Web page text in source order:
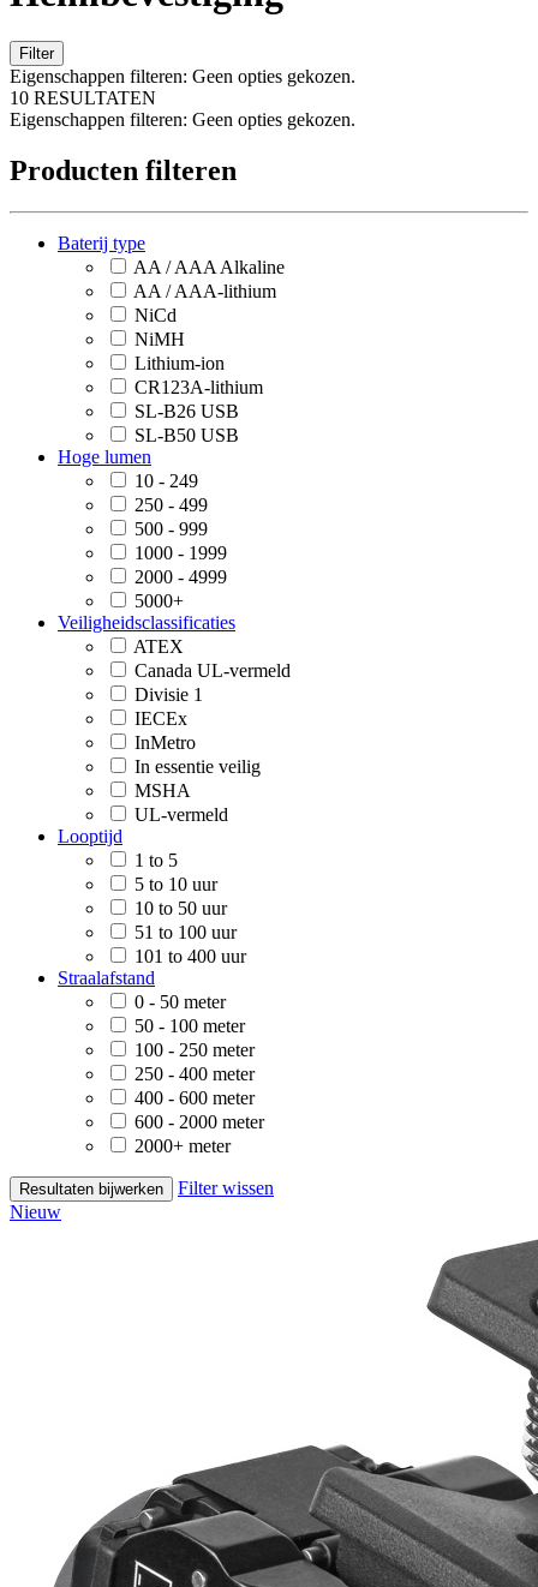
Filter
Eigenschappen filteren: Geen opties gekozen.
10 RESULTATEN
Eigenschappen filteren: Geen opties gekozen.
Producten filteren
Baterij type
AA / AAA Alkaline
AA / AAA-lithium
NiCd
NiMH
Lithium-ion
CR123A-lithium
SL-B26 USB
SL-B50 USB
Hoge lumen
10 - 249
250 - 499
500 - 999
1000 - 1999
2000 - 4999
5000+
Veiligheidsclassificaties
ATEX
Canada UL-vermeld
Divisie 1
IECEx
InMetro
In essentie veilig
MSHA
UL-vermeld
Looptijd
1 to 5
5 to 10 uur
10 to 50 uur
51 to 100 uur
101 to 400 uur
Straalafstand
0 - 50 meter
50 - 100 meter
100 - 250 meter
250 - 400 meter
400 - 600 meter
600 - 2000 meter
2000+ meter
Resultaten bijwerken
Filter wissen
Nieuw